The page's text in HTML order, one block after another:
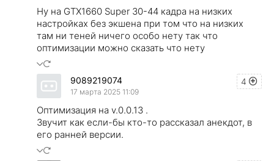
Ну на GTX1660 Super 30-44 кадра на низких
настройках без экшена при том что на низких
там ни теней ничего особо нету так что
оптимизации можно сказать что нету
4
9089219074
17 марта 2025 11:09
Оптимизация на v.0.0.13 .
Звучит как если-бы кто-то рассказал анекдот, в
его ранней версии.